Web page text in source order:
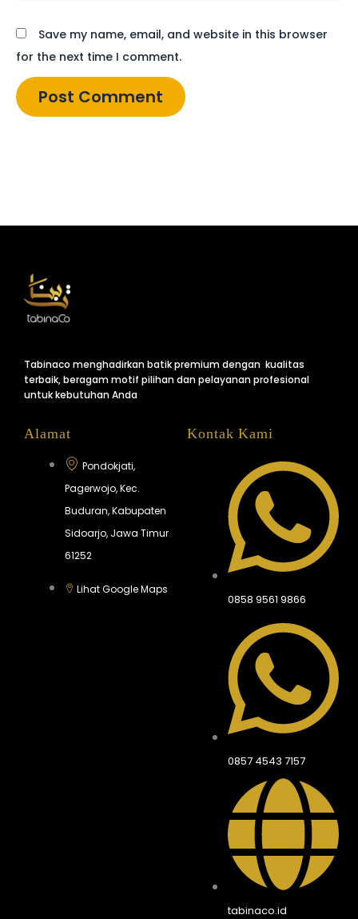
Save my name, email, and website in this browser
for the next time I comment.
Tabinaco menghadirkan batik premium dengan kualitas
terbaik, beragam motif pilihan dan pelayanan profesional
untuk kebutuhan Anda
Alamat
Pondokjati,
Pagerwojo, Kec.
Buduran, Kabupaten
Sidoarjo, Jawa Timur
61252
Lihat Google Maps
Kontak Kami
0858 9561 9866
0857 4543 7157
tabinaco.id